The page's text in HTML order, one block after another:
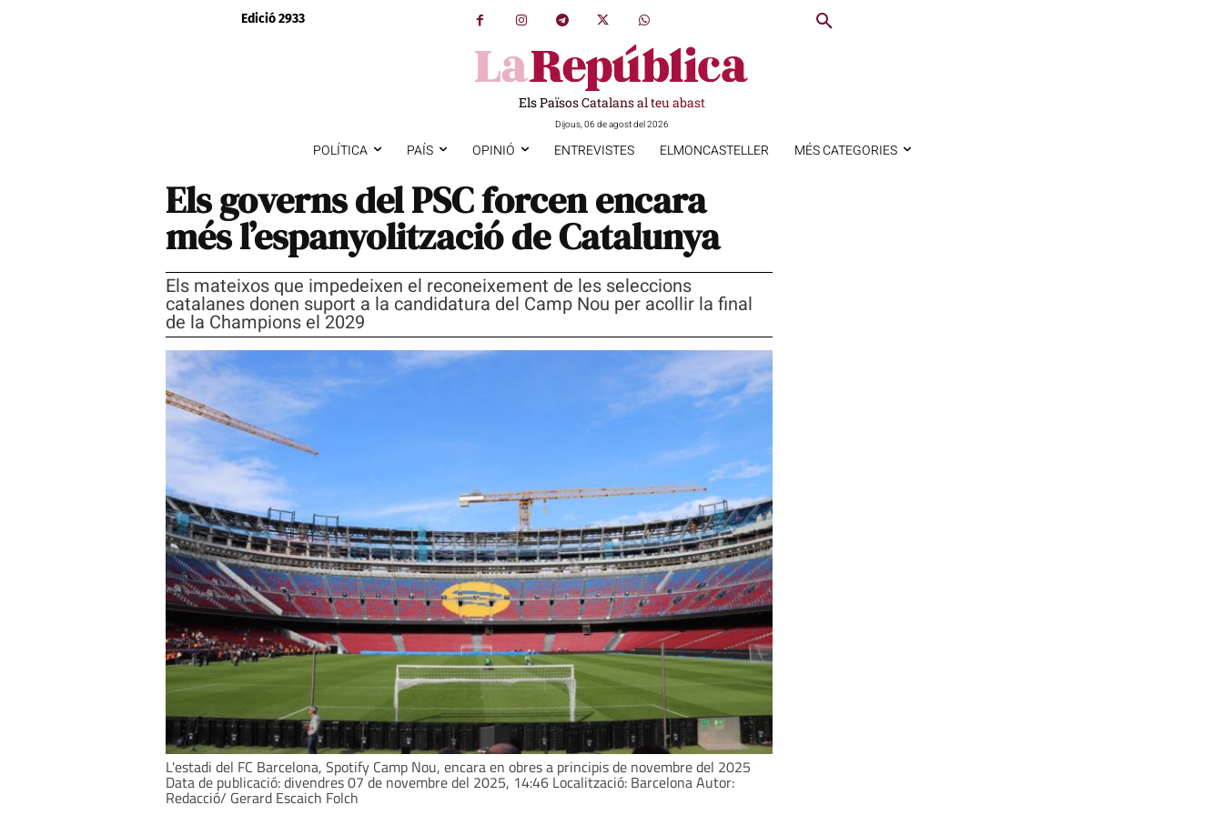
Edició 2933
Els Països Catalans al teu abast
Dijous, 06 de agost del 2026
POLÍTICA PAÍS OPINIÓ ENTREVISTES ELMONCASTELLER MÉS CATEGORIES
Els governs del PSC forcen encara
més l’espanyolització de Catalunya
Els mateixos que impedeixen el reconeixement de les seleccions
catalanes donen suport a la candidatura del Camp Nou per acollir la final
de la Champions el 2029
L'estadi del FC Barcelona, Spotify Camp Nou, encara en obres a principis de novembre del 2025
Data de publicació: divendres 07 de novembre del 2025, 14:46 Localització: Barcelona Autor:
Redacció/ Gerard Escaich Folch